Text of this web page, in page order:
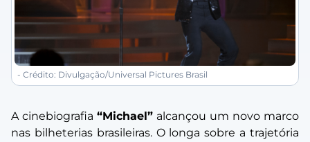
- Crédito: Divulgação/Universal Pictures Brasil
A cinebiografia “Michael” alcançou um novo marco
nas bilheterias brasileiras. O longa sobre a trajetória